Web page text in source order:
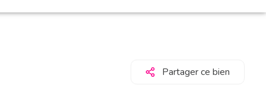
Partager ce bien